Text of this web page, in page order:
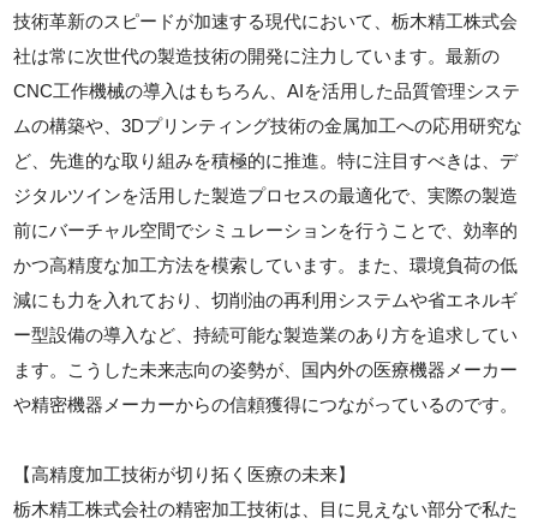
技術革新のスピードが加速する現代において、栃木精工株式会
社は常に次世代の製造技術の開発に注力しています。最新の
CNC工作機械の導入はもちろん、AIを活用した品質管理システ
ムの構築や、3Dプリンティング技術の金属加工への応用研究な
ど、先進的な取り組みを積極的に推進。特に注目すべきは、デ
ジタルツインを活用した製造プロセスの最適化で、実際の製造
前にバーチャル空間でシミュレーションを行うことで、効率的
かつ高精度な加工方法を模索しています。また、環境負荷の低
減にも力を入れており、切削油の再利用システムや省エネルギ
ー型設備の導入など、持続可能な製造業のあり方を追求してい
ます。こうした未来志向の姿勢が、国内外の医療機器メーカー
や精密機器メーカーからの信頼獲得につながっているのです。
【高精度加工技術が切り拓く医療の未来】
栃木精工株式会社の精密加工技術は、目に見えない部分で私た